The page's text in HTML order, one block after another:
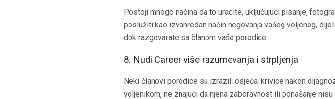
Postoji mnogo načina da to uradite, uključujući pisanje,
poslužiti kao izvanredan način negovanja vašeg voljenog,
dok razgovarate sa članom vaše porodice.
8. Nudi Career više razumevanja i strpljenja
Neki članovi porodice su izrazili osjećaj krivice nakon
voljenikom, ne znajući da njena zaboravnost ili ponašanje